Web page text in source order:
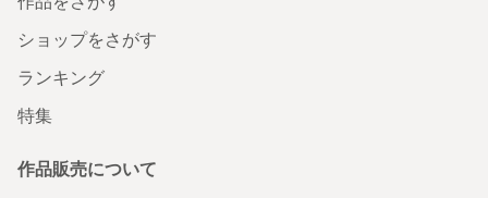
ショップをさがす
ランキング
特集
作品販売について